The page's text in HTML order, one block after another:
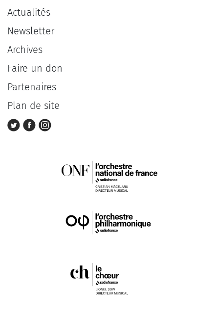
Actualités
Newsletter
Archives
Faire un don
Partenaires
Plan de site